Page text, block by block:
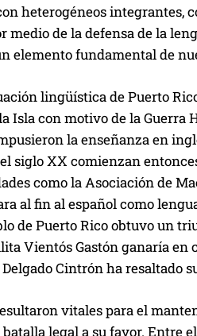
heterogéneos integrantes,
medio de la defensa de la
elemento fundamental de
lingüística de Puerto
Isla con motivo de la Guerra
la enseñanza en
siglo XX comienzan
como la Asociación de
al fin al español como
de Puerto Rico obtuvo un
Vientós Gastón ganaría
Cintrón ha resaltado
vitales para el
legal a su favor. Entre